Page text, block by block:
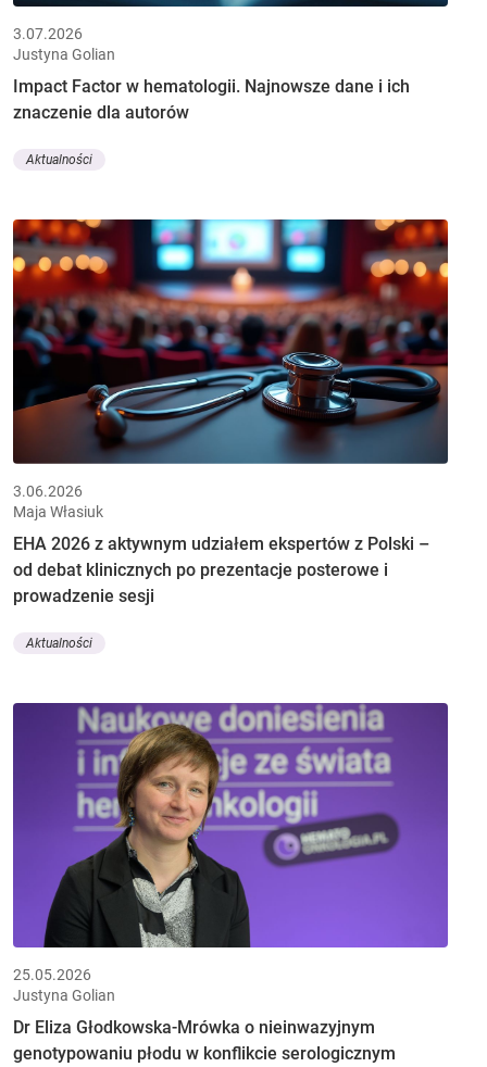
3.07.2026
Justyna Golian
Impact Factor w hematologii. Najnowsze dane i ich
znaczenie dla autorów
Aktualności
3.06.2026
Maja Własiuk
EHA 2026 z aktywnym udziałem ekspertów z Polski –
od debat klinicznych po prezentacje posterowe i
prowadzenie sesji
Aktualności
25.05.2026
Justyna Golian
Dr Eliza Głodkowska-Mrówka o nieinwazyjnym
genotypowaniu płodu w konflikcie serologicznym